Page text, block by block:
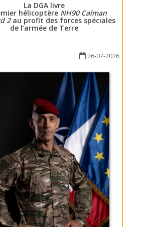
La DGA livre
hélicoptère NH90 Caïman
2au profit des forces spéciales
de l’armée de Terre
26-07-2026